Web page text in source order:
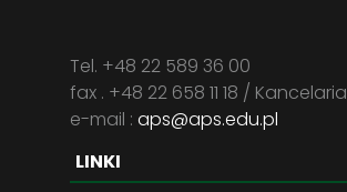
Tel. +48 22 589 36 00
fax . +48 22 658 11 18 / Kancelaria
e-mail : aps@aps.edu.pl
LINKI